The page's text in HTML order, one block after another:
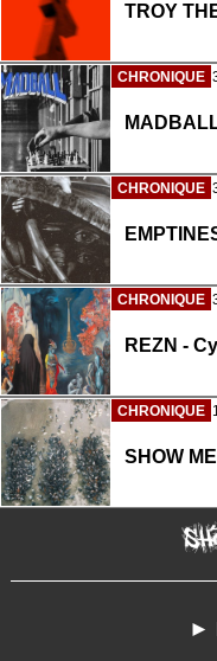
TROY
CHRONIQUE
CHRONIQUE
CHRONIQUE
REZN -
CHRONIQUE
SHOW
►